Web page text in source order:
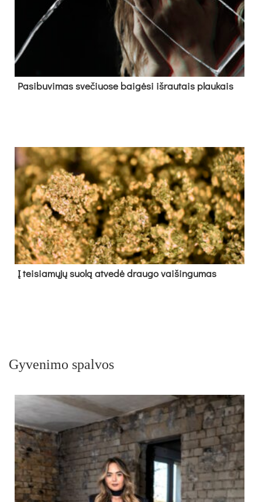
Pa­si­bu­vi­mas sve­čiuo­se bai­gė­si iš­rau­tais plau­kais
Į tei­sia­mų­jų suo­lą at­ve­dė drau­go vai­šin­gu­mas
Gyvenimo spalvos